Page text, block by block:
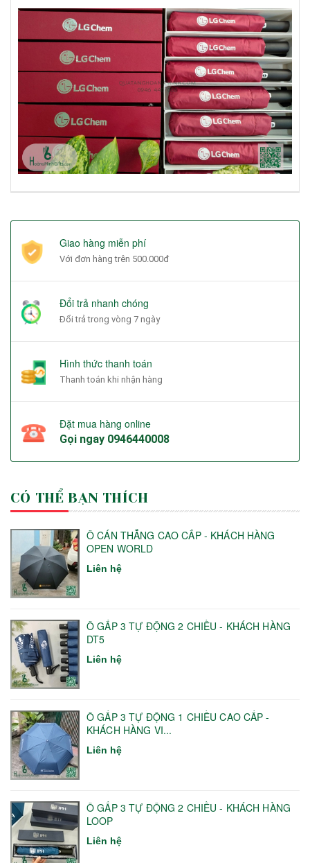
Giao hàng miễn phí
Với đơn hàng trên 500.000đ
Đổi trả nhanh chóng
Đổi trả trong vòng 7 ngày
Hình thức thanh toán
Thanh toán khi nhận hàng
Đặt mua hàng online
Gọi ngay 0946440008
CÓ THỂ BẠN THÍCH
Ô CÁN THẲNG CAO CẤP - KHÁCH HÀNG
OPEN WORLD
Liên hệ
Ô GẤP 3 TỰ ĐỘNG 2 CHIỀU - KHÁCH HÀNG
DT5
Liên hệ
Ô GẤP 3 TỰ ĐỘNG 1 CHIỀU CAO CẤP -
KHÁCH HÀNG VI...
Liên hệ
Ô GẤP 3 TỰ ĐỘNG 2 CHIỀU - KHÁCH HÀNG
LOOP
Liên hệ